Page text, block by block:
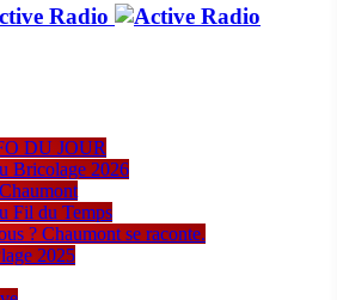
DU JOUR
Bricolage 2026
Fil du Temps
? Chaumont se raconte.
2025